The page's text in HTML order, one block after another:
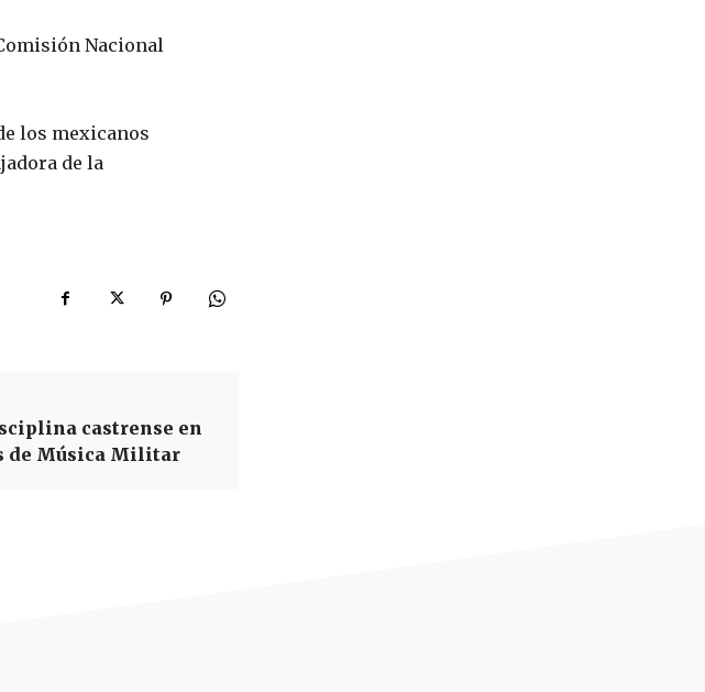
Nacional
los mexicanos
de la
castrense en
de Música Militar